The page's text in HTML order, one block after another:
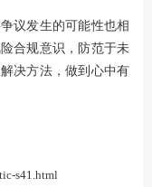
议发生的可能性也相
合规意识，防范于未
决方法，做到心中有
s41.html